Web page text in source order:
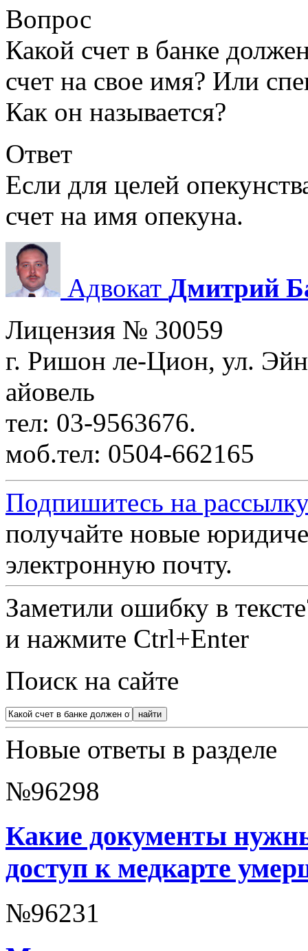
Вопрос
Какой счет в банке
счет на свое имя? Или
Как он называется?
Ответ
Если для целей
счет на имя опекуна.
Адвокат Дмитрий
Лицензия № 30059
г. Ришон ле-Цион, ул.
айовель
тел: 03-9563676.
моб.тел: 0504-662165
Подпишитесь на
получайте новые
электронную почту.
Заметили ошибку в
и нажмите Ctrl+Enter
Поиск на сайте
Новые ответы в разделе
№96298
Какие документы
доступ к медкарте
№96231